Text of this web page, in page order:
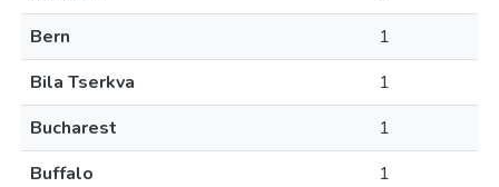
Bern
1
Bila Tserkva
1
Bucharest
1
Buffalo
1